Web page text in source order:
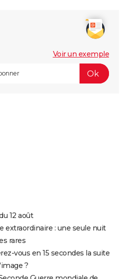
Voir un exemple
12 août
extraordinaire : une seule nuit
rares
vous en 15 secondes la suite
?